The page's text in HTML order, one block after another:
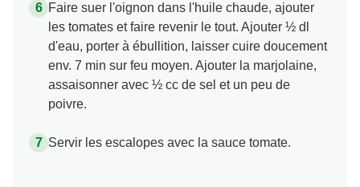
Faire suer l'oignon dans l'huile chaude, ajouter
les tomates et faire revenir le tout. Ajouter ½ dl
d'eau, porter à ébullition, laisser cuire doucement
env. 7 min sur feu moyen. Ajouter la marjolaine,
assaisonner avec ½ cc de sel et un peu de
poivre.
Servir les escalopes avec la sauce tomate.